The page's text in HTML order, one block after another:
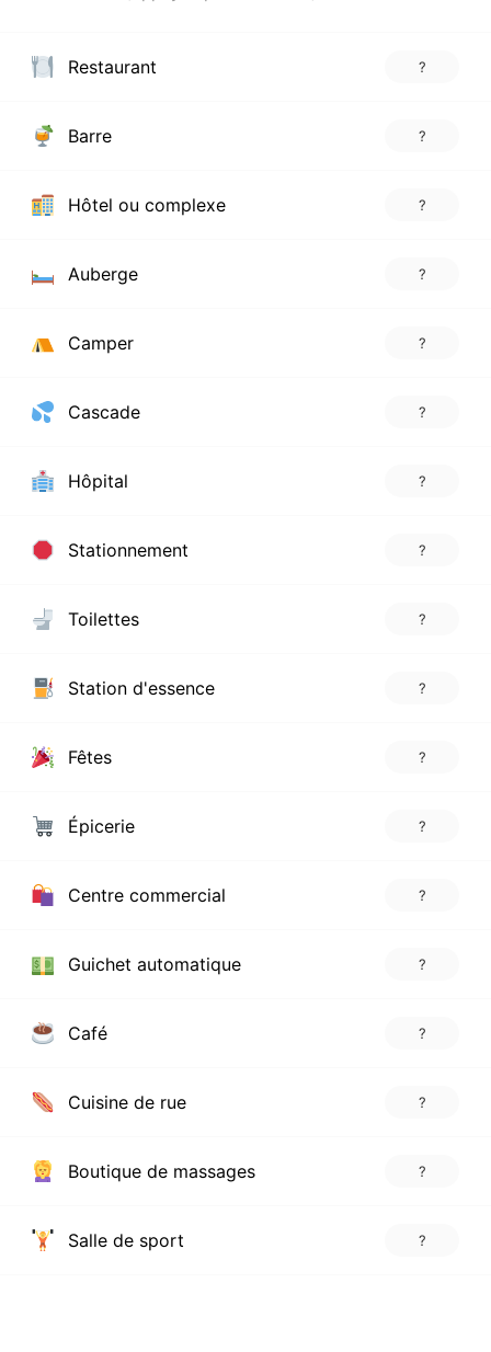
Restaurant ?
Barre ?
Hôtel ou complexe ?
Auberge ?
Camper ?
Cascade ?
Hôpital ?
Stationnement ?
Toilettes ?
Station d'essence ?
Fêtes ?
Épicerie ?
Centre commercial ?
Guichet automatique ?
Café ?
Cuisine de rue ?
Boutique de massages ?
Salle de sport ?